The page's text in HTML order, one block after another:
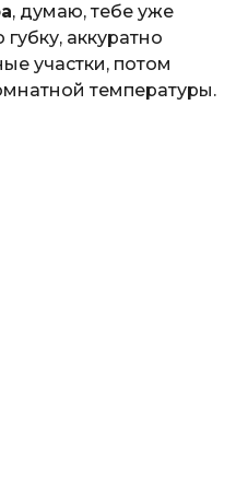
, думаю, тебе уже
аккуратно
участки, потом
температуры.